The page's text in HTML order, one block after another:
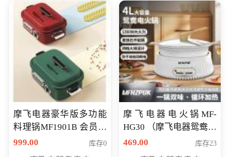
摩飞电器豪华版多功能
料理锅MF1901B 会员专
享价668元
999.00 库存0
摩飞电器电火锅MF-
HG30 （摩飞电器鸳鸯锅
MF-HG30 ） 会员专享价
469.00 库存23